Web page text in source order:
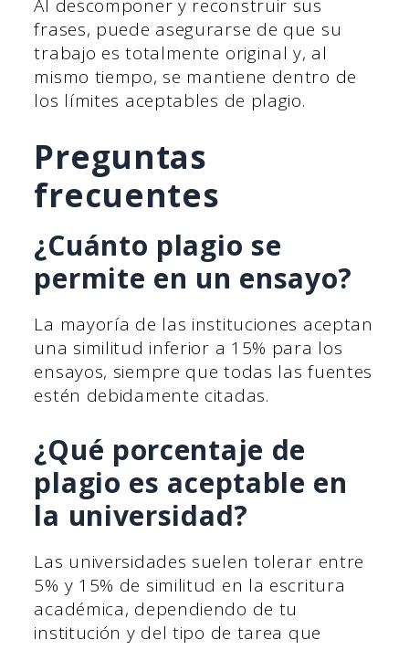
Al descomponer y reconstruir sus
frases, puede asegurarse de que su
trabajo es totalmente original y, al
mismo tiempo, se mantiene dentro de
los límites aceptables de plagio.
Preguntas
frecuentes
¿Cuánto plagio se
permite en un ensayo?
La mayoría de las instituciones aceptan
una similitud inferior a 15% para los
ensayos, siempre que todas las fuentes
estén debidamente citadas.
¿Qué porcentaje de
plagio es aceptable en
la universidad?
Las universidades suelen tolerar entre
5% y 15% de similitud en la escritura
académica, dependiendo de tu
institución y del tipo de tarea que